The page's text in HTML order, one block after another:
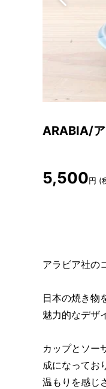
ARABIA/
5,500円 (
アラビア社の
日本の焼き物
魅力的なデザ
カップとソー
成になってお
温もりを感じ